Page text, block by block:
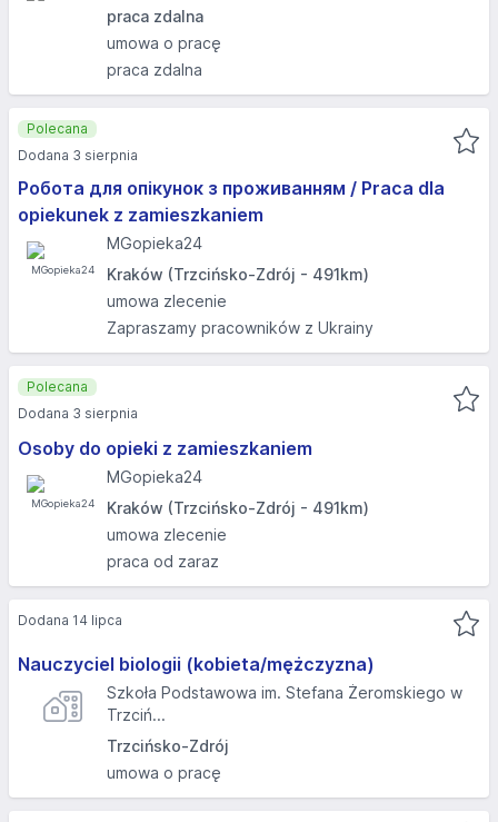
praca zdalna
umowa o pracę
praca zdalna
Робота для опікунок з проживанням / Praca dla
opiekunek z zamieszkaniem
MGopieka24
Kraków (Trzcińsko-Zdrój - 491km)
umowa zlecenie
Zapraszamy pracowników z Ukrainy
Polecana
Dodana 3 sierpnia
Osoby do opieki z zamieszkaniem
MGopieka24
Kraków (Trzcińsko-Zdrój - 491km)
umowa zlecenie
praca od zaraz
Polecana
Dodana 3 sierpnia
Nauczyciel biologii (kobieta/mężczyzna)
Szkoła Podstawowa im. Stefana Żeromskiego w
Trzciń...
Trzcińsko-Zdrój
umowa o pracę
Dodana 14 lipca